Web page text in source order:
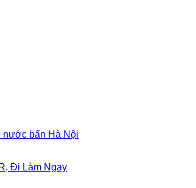
nước bẩn Hà Nội
Đi Làm Ngay